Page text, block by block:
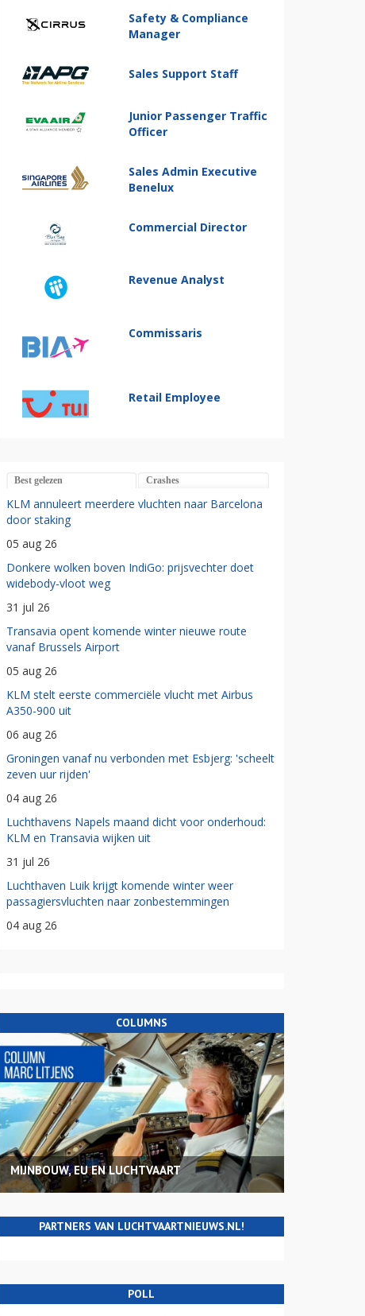
Safety & Compliance
Manager
Sales Support Staff
Junior Passenger Traffic
Officer
Sales Admin Executive
Benelux
Commercial Director
Revenue Analyst
Commissaris
Retail Employee
Best gelezen Crashes
KLM annuleert meerdere vluchten naar Barcelona
door staking
05 aug 26
Donkere wolken boven IndiGo: prijsvechter doet
widebody-vloot weg
31 jul 26
Transavia opent komende winter nieuwe route
vanaf Brussels Airport
05 aug 26
KLM stelt eerste commerciële vlucht met Airbus
A350-900 uit
06 aug 26
Groningen vanaf nu verbonden met Esbjerg: 'scheelt
zeven uur rijden'
04 aug 26
Luchthavens Napels maand dicht voor onderhoud:
KLM en Transavia wijken uit
31 jul 26
Luchthaven Luik krijgt komende winter weer
passagiersvluchten naar zonbestemmingen
04 aug 26
COLUMNS
MIJNBOUW, EU EN LUCHTVAART
PARTNERS VAN LUCHTVAARTNIEUWS.NL!
POLL